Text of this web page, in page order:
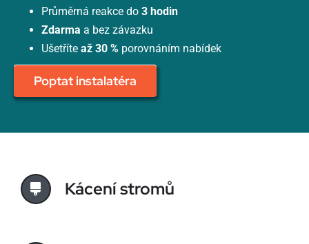
Průměrná reakce do 3 hodin
Zdarma a bez závazku
Ušetříte až 30 %porovnáním nabídek
Poptat instalatéra
Kácení stromů